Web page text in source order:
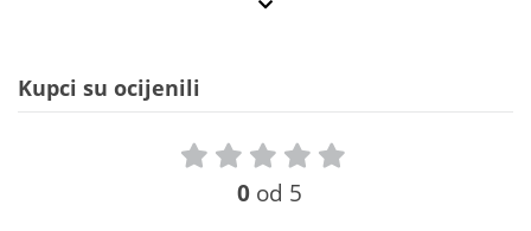
Kupci su ocijenili
0 od 5